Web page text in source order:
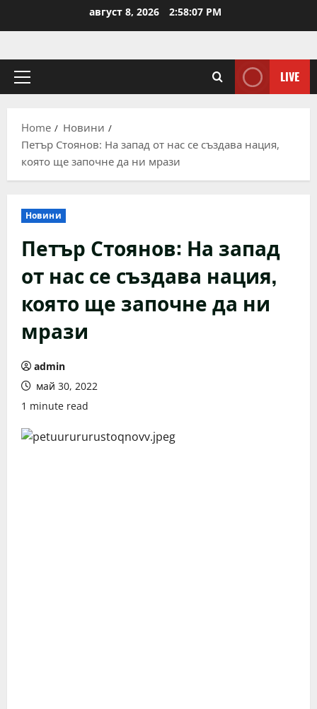
август 8, 2026 2:58:07 PM
Primary
LIVE
Home
Новини
Петър Стоянов: На запад от нас се създава нация,
която ще започне да ни мрази
Новини
Петър Стоянов: На запад
от нас се създава нация,
която ще започне да ни
мрази
admin
май 30, 2022
1 minute read